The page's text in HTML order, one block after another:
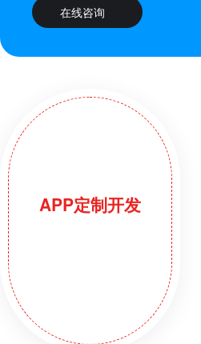
在线咨询
APP定制开发